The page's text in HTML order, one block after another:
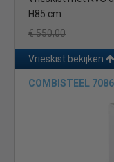
H85 cm
€ 550,00
Vrieskist bekijken
COMBISTEEL